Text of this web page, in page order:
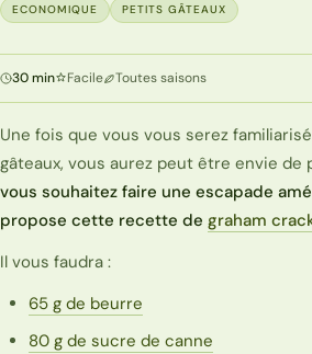
ECONOMIQUE PETITS GÂTEAUX
30 min Facile Toutes saisons
Une fois que vous vous serez
gâteaux, vous aurez peut être envie de
vous souhaitez faire une escapade
propose cette recette de graham
Il vous faudra :
65 g de beurre
80 g de sucre de canne